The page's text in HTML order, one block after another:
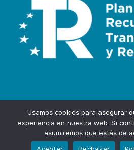
Design byAgencia Marketing
Usamos cookies para asegurar
experiencia en nuestra web. Si
asumiremos que estás de